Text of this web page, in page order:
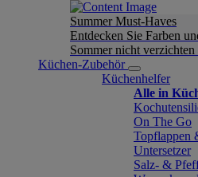
Summer Must-Haves
Entdecken Sie Farben
Sommer nicht verzichten
Küchen-Zubehör
Küchenhelfer
Alle in
On The Go
Topflappen
Untersetzer
Salz- &